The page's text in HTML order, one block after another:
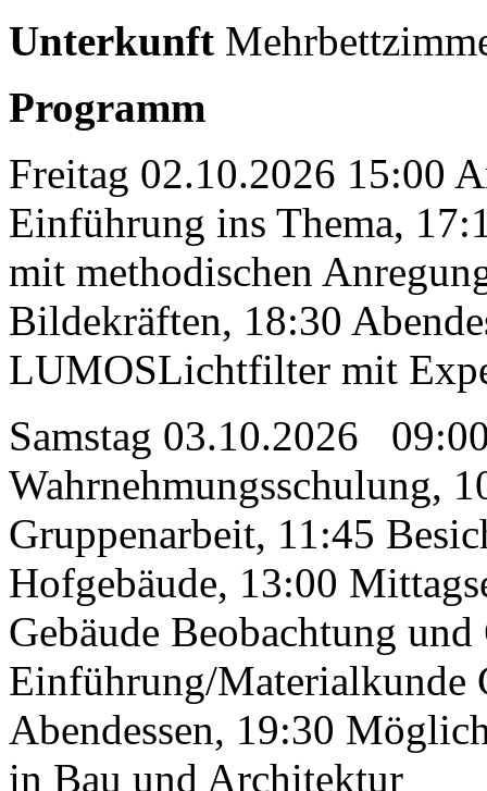
Unterkunft
Programm
Freitag 02.10.2026 15:00
Einführung ins Thema,
mit methodischen
Bildekräften, 18:30
LUMOSLichtfilter mit
Samstag 03.10.2026
Wahrnehmungsschulung,
Gruppenarbeit, 11:45
Hofgebäude, 13:00
Gebäude Beobachtung
Einführung/Materialkunde
Abendessen, 19:30
in Bau und Architektur